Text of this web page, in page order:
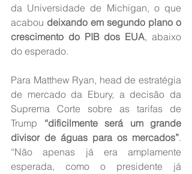
da Universidade de Michigan, o que
acabou deixando em segundo plano o
crescimento do PIB dos EUA, abaixo
do esperado.
Para Matthew Ryan, head de estratégia
de mercado da Ebury, a decisão da
Suprema Corte sobre as tarifas de
Trump “dificilmente será um grande
divisor de águas para os mercados”.
“Não apenas já era amplamente
esperada, como o presidente já